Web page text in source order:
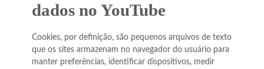
dados no YouTube
Cookies, por definição, são pequenos arquivos de texto
que os sites armazenam no navegador do usuário para
manter preferências, identificar dispositivos, medir